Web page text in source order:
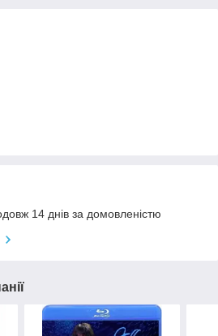
14 днів за домовленістю